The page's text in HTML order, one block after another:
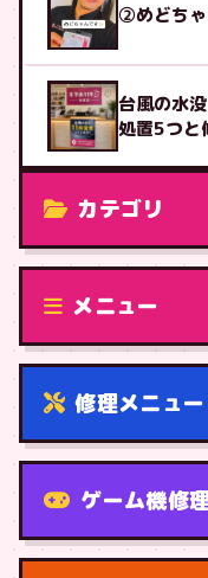
②めどちゃ
台風の水
処置5つと
カテゴリ
修理（機種から）
メニュー
修理メニュー
機種から
ゲーム機修